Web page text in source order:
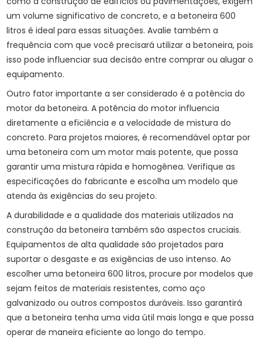
um volume significativo de concreto, e a betoneira 600
litros é ideal para essas situações. Avalie também a
frequência com que você precisará utilizar a betoneira, pois
isso pode influenciar sua decisão entre comprar ou alugar o
equipamento.
Outro fator importante a ser considerado é a potência do
motor da betoneira. A potência do motor influencia
diretamente a eficiência e a velocidade de mistura do
concreto. Para projetos maiores, é recomendável optar por
uma betoneira com um motor mais potente, que possa
garantir uma mistura rápida e homogênea. Verifique as
especificações do fabricante e escolha um modelo que
atenda às exigências do seu projeto.
A durabilidade e a qualidade dos materiais utilizados na
construção da betoneira também são aspectos cruciais.
Equipamentos de alta qualidade são projetados para
suportar o desgaste e as exigências de uso intenso. Ao
escolher uma betoneira 600 litros, procure por modelos que
sejam feitos de materiais resistentes, como aço
galvanizado ou outros compostos duráveis. Isso garantirá
que a betoneira tenha uma vida útil mais longa e que possa
operar de maneira eficiente ao longo do tempo.